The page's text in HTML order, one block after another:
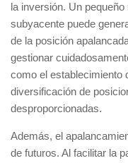
la inversión. Un
subyacente puede
de la posición
gestionar
como el establecimiento
diversificación de
desproporcionadas.
Además, el
de futuros. Al facilitar la